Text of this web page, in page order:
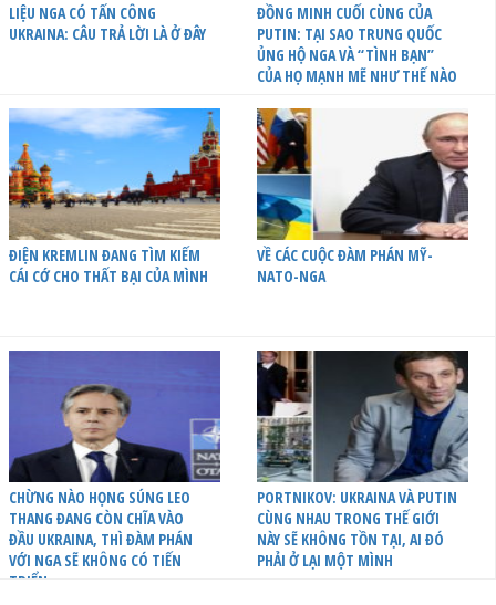
LIỆU NGA CÓ TẤN CÔNG
UKRAINA: CÂU TRẢ LỜI LÀ Ở ĐÂY
ĐỒNG MINH CUỐI CÙNG CỦA
PUTIN: TẠI SAO TRUNG QUỐC
ỦNG HỘ NGA VÀ “TÌNH BẠN”
CỦA HỌ MẠNH MẼ NHƯ THẾ NÀO
ĐIỆN KREMLIN ĐANG TÌM KIẾM
CÁI CỚ CHO THẤT BẠI CỦA MÌNH
VỀ CÁC CUỘC ĐÀM PHÁN MỸ-
NATO-NGA
CHỪNG NÀO HỌNG SÚNG LEO
THANG ĐANG CÒN CHĨA VÀO
ĐẦU UKRAINA, THÌ ĐÀM PHÁN
VỚI NGA SẼ KHÔNG CÓ TIẾN
TRIỂN
PORTNIKOV: UKRAINA VÀ PUTIN
CÙNG NHAU TRONG THẾ GIỚI
NÀY SẼ KHÔNG TỒN TẠI, AI ĐÓ
PHẢI Ở LẠI MỘT MÌNH